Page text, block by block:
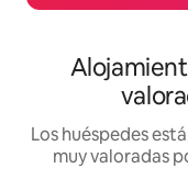
Los huéspedes
muy valoradas